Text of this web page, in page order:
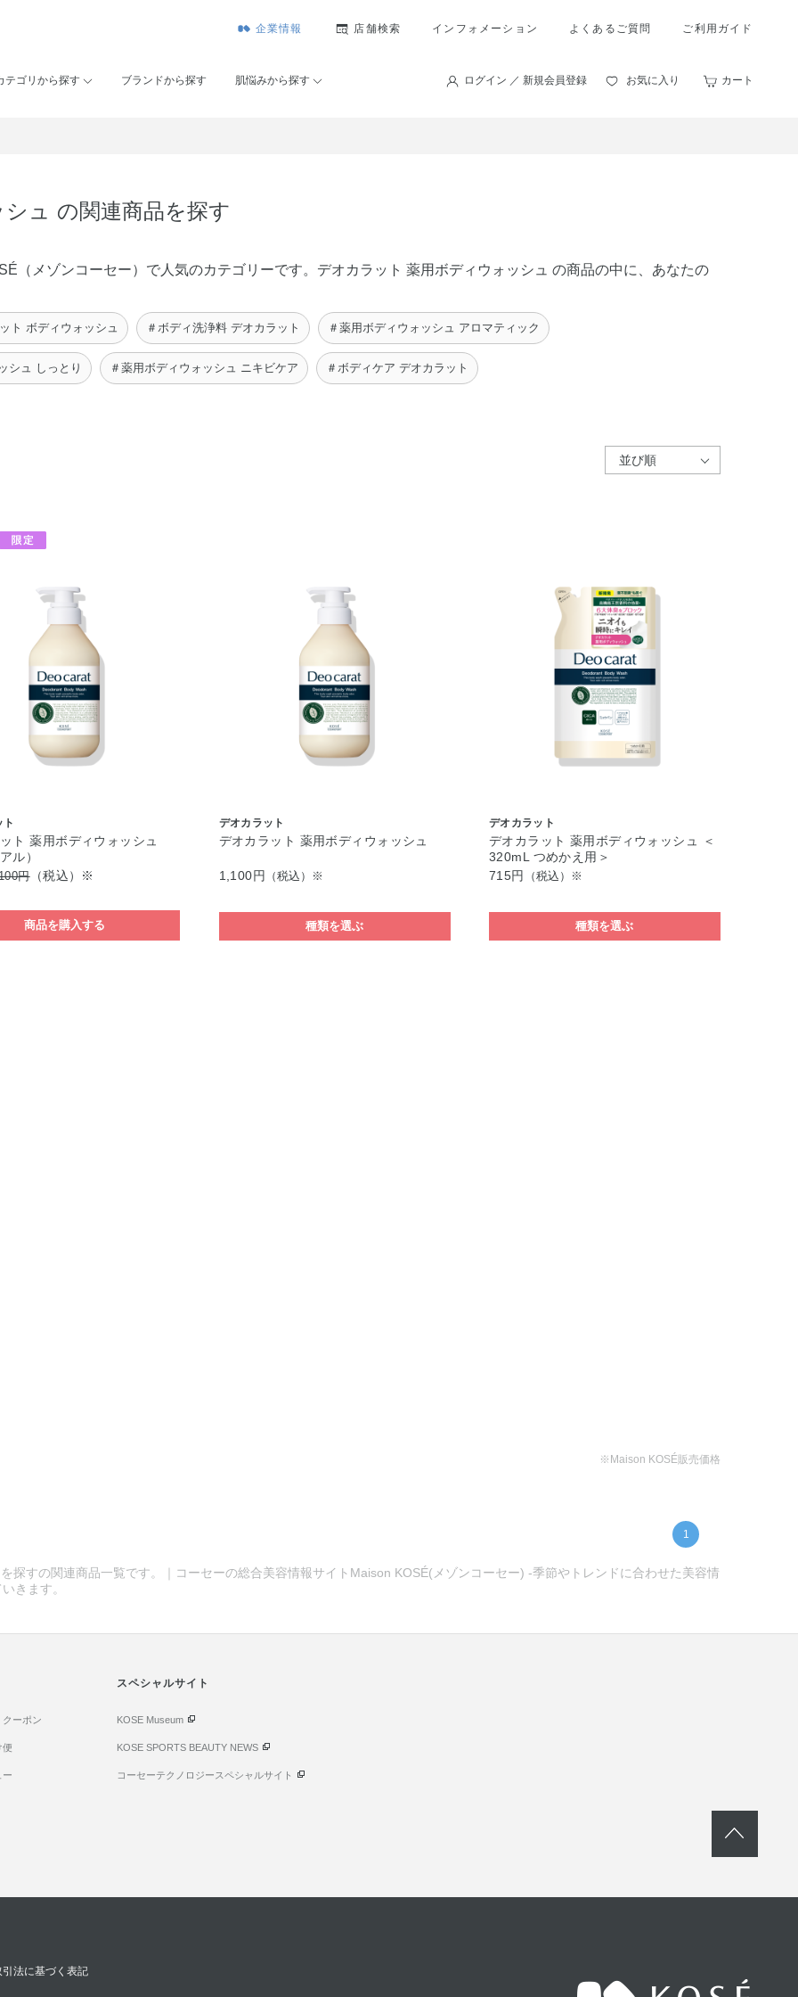
企業情報 店舗検索 インフォメーション よくあるご質問 ご利用ガイド
テゴリから探す ブランドから探す 肌悩みから探す ログイン ／ 新規会員登録 お気に入り カート
ュ の関連商品を探す
（メゾンコーセー）で人気のカテゴリーです。デオカラット 薬用ボディウォッシュ の商品の中に、あなたの
ト ボディウォッシュ ＃ボディ洗浄料 デオカラット ＃薬用ボディウォッシュ アロマティック
シュ しっとり ＃薬用ボディウォッシュ ニキビケア ＃ボディケア デオカラット
ト 薬用ボディウォッシュ
ル）
円（税込）※
商品を購入する
デオカラット
デオカラット 薬用ボディウォッシュ
1,100円 （税込）※
種類を選ぶ
デオカラット
デオカラット 薬用ボディウォッシュ ＜
320mL つめかえ用＞
715円
（税込）※
種類を選ぶ
※Maison KOSÉ販売価格
1
探すの関連商品一覧です。｜コーセーの総合美容情報サイトMaison KOSÉ(メゾンコーセー) -季節やトレンドに合わせた美容情
きます。
クーポン
便
ー
スペシャルサイト
KOSE Museum
KOSE SPORTS BEAUTY NEWS
コーセーテクノロジースペシャルサイト
引法に基づく表記